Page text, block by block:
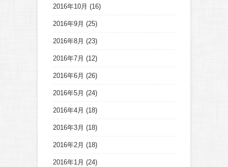
2016年10月 (16)
2016年9月 (25)
2016年8月 (23)
2016年7月 (12)
2016年6月 (26)
2016年5月 (24)
2016年4月 (18)
2016年3月 (18)
2016年2月 (18)
2016年1月 (24)